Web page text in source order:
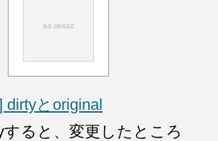
dirtyとoriginal
すると、変更したところ